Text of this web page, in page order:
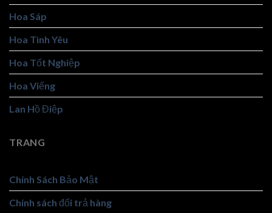
Hoa Sáp
Hoa Tình Yêu
Hoa Tốt Nghiệp
Hoa Viếng
Lan Hồ Điệp
TRANG
Chính Sách Bảo Mật
Chính sách đổi trả hàng